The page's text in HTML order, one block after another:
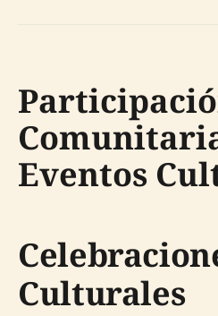
Eventos
Culturales